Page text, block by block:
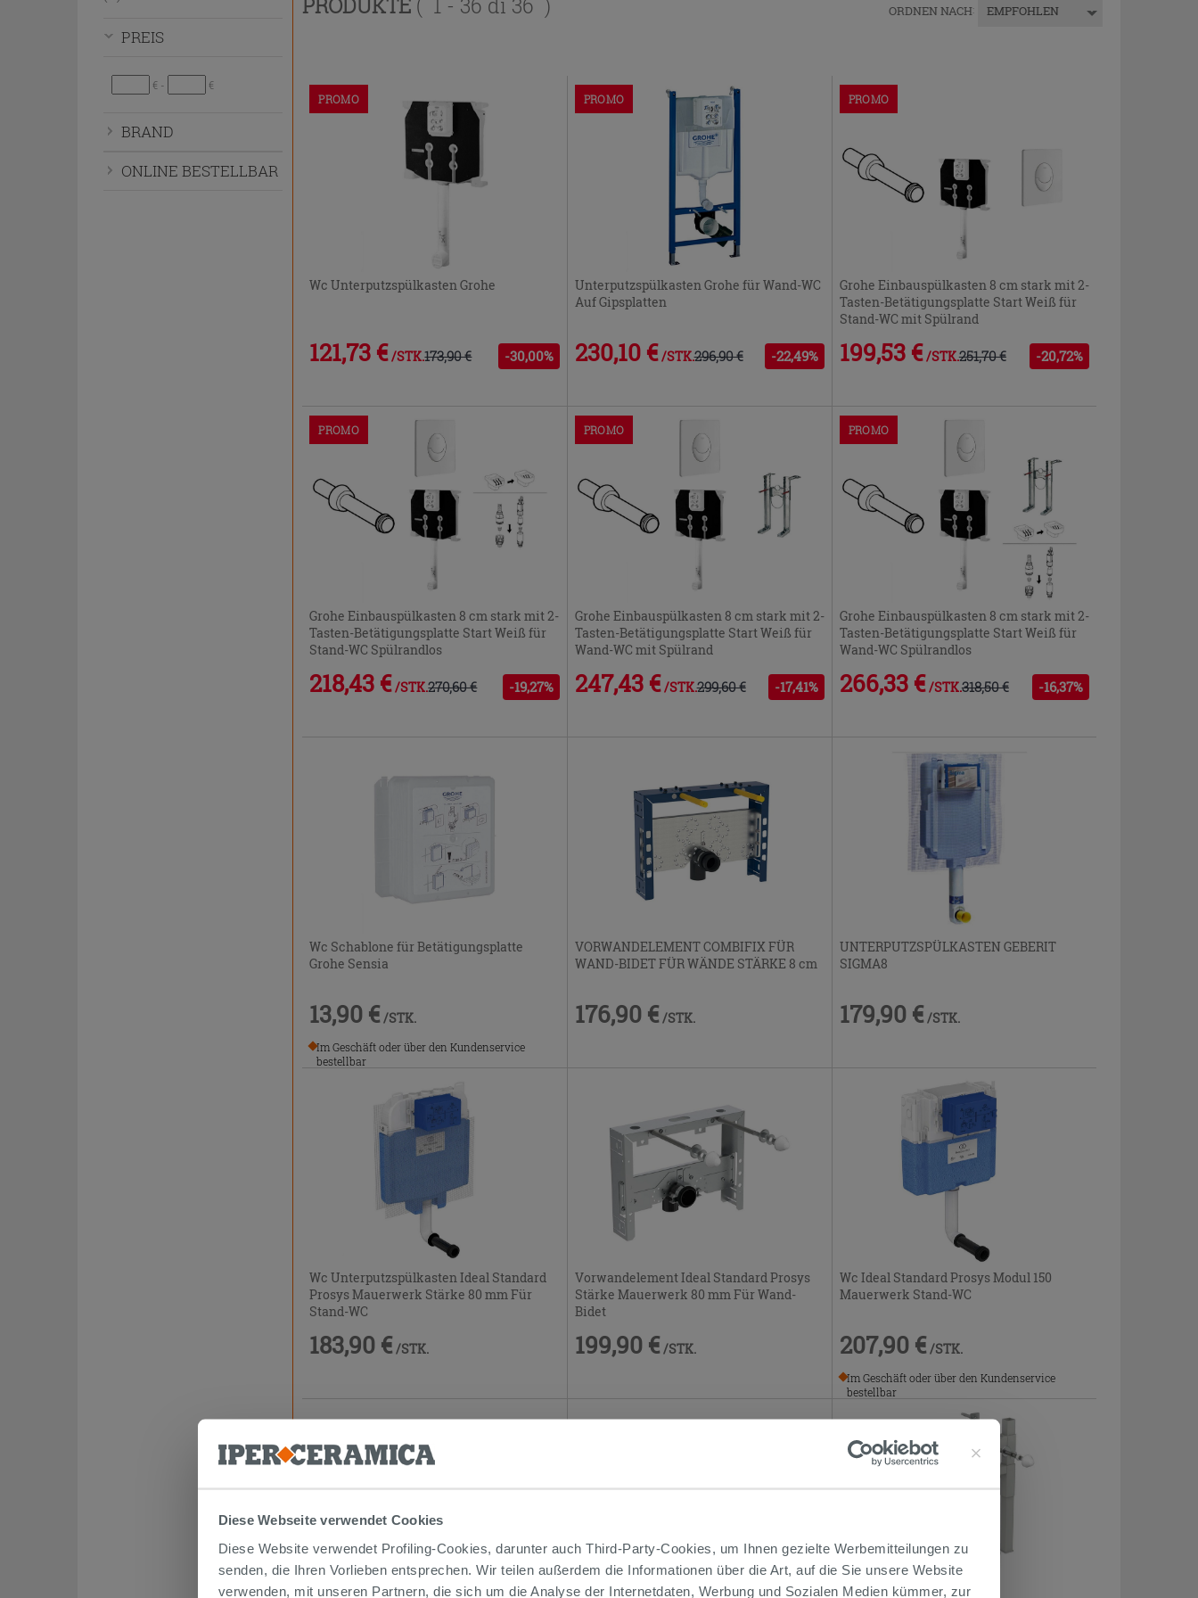
Diese Webseite verwendet Cookies
Diese Website verwendet Profiling-Cookies, darunter auch Third-Party-Cookies, um Ihnen gezielte Werbemitteilungen zu
senden, die Ihren Vorlieben entsprechen. Wir teilen außerdem die Informationen über die Art, auf die Sie unsere Website
verwenden, mit unseren Partnern, die sich um die Analyse der Internetdaten, Werbung und Sozialen Medien kümmer, zur
bzw.
auszublenden.
PREIS
€ - €
BRAND
ONLINE BESTELLBAR
ORDNEN NACH: EMPFOHLEN
PROMO
Wc Unterputzspülkasten Grohe
121,73 € /STK.173,90 € -30,00%
PROMO
Unterputzspülkasten Grohe für Wand-WC
Auf Gipsplatten
230,10 € /STK.296,90 € -22,49%
PROMO
Grohe Einbauspülkasten 8 cm stark mit 2-
Tasten-Betätigungsplatte Start Weiß für
Stand-WC mit Spülrand
199,53 € /STK.251,70 € -20,72%
PROMO
Grohe Einbauspülkasten 8 cm stark mit 2-
Tasten-Betätigungsplatte Start Weiß für
Stand-WC Spülrandlos
218,43 € /STK.270,60 € -19,27%
PROMO
Grohe Einbauspülkasten 8 cm stark mit 2-
Tasten-Betätigungsplatte Start Weiß für
Wand-WC mit Spülrand
247,43 € /STK.299,60 € -17,41%
PROMO
Grohe Einbauspülkasten 8 cm stark mit 2-
Tasten-Betätigungsplatte Start Weiß für
Wand-WC Spülrandlos
266,33 € /STK.318,50 € -16,37%
Wc Schablone für Betätigungsplatte
Grohe Sensia
13,90 € /STK.
Im Geschäft oder über den Kundenservice
bestellbar
VORWANDELEMENT COMBIFIX FÜR
WAND-BIDET FÜR WÄNDE STÄRKE 8 cm
176,90 € /STK.
UNTERPUTZSPÜLKASTEN GEBERIT
SIGMA8
179,90 € /STK.
Wc Unterputzspülkasten Ideal Standard
Prosys Mauerwerk Stärke 80 mm Für
Stand-WC
183,90 € /STK.
Vorwandelement Ideal Standard Prosys
Stärke Mauerwerk 80 mm Für Wand-
Bidet
199,90 € /STK.
Wc Ideal Standard Prosys Modul 150
Mauerwerk Stand-WC
207,90 € /STK.
Im Geschäft oder über den Kundenservice
bestellbar